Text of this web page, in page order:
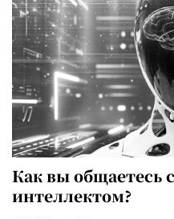
Как вы общаетесь
интеллектом?